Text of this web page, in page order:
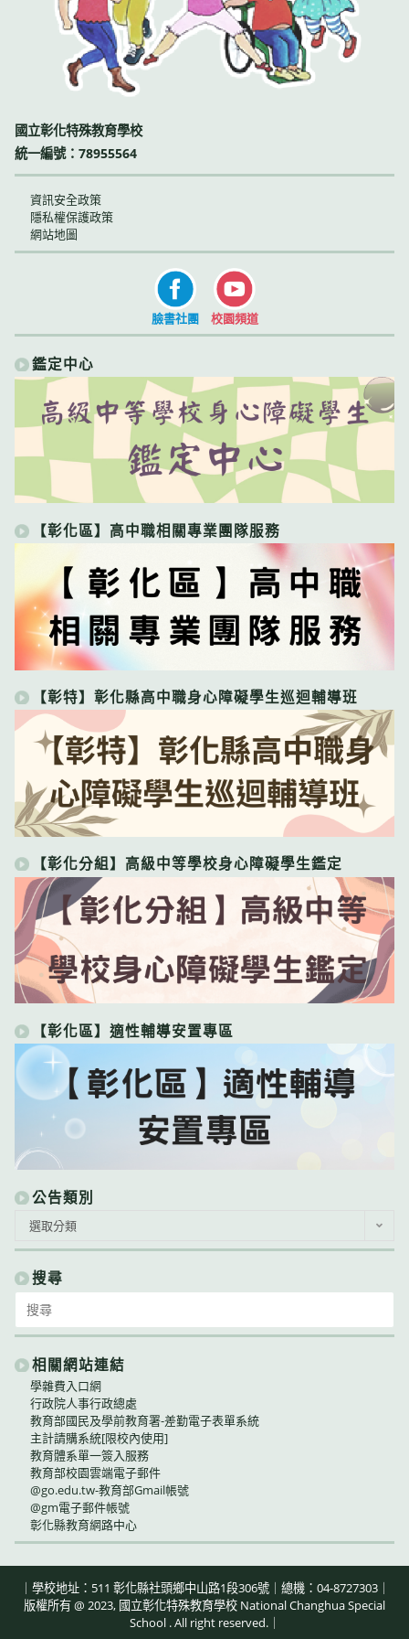
國立彰化特殊教育學校
統一編號：78955564
資訊安全政策
隱私權保護政策
網站地圖
臉書社團 校園頻道
鑑定中心
【彰化區】高中職相關專業團隊服務
【彰特】彰化縣高中職身心障礙學生巡迴輔導班
【彰化分組】高級中等學校身心障礙學生鑑定
【彰化區】適性輔導安置專區
公告類別
類
別
選取分類
搜尋
for:
相關網站連結
學雜費入口網
行政院人事行政總處
教育部國民及學前教育署-差勤電子表單系統
主計請購系統[限校內使用]
教育體系單一簽入服務
教育部校園雲端電子郵件
@go.edu.tw-教育部Gmail帳號
@gm電子郵件帳號
彰化縣教育網路中心
｜學校地址：511 彰化縣社頭鄉中山路1段306號｜總機：04-8727303｜
版權所有 @ 2023, 國立彰化特殊教育學校 National Changhua Special
School . All right reserved.｜